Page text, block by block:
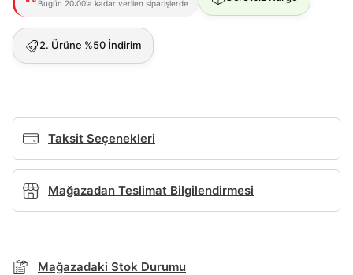
Bugün 20:00'a kadar verilen siparişlerde
2. Ürüne %50 İndirim
Taksit Seçenekleri
Mağazadan Teslimat Bilgilendirmesi
Mağazadaki Stok Durumu
BEDEN TABLOSU